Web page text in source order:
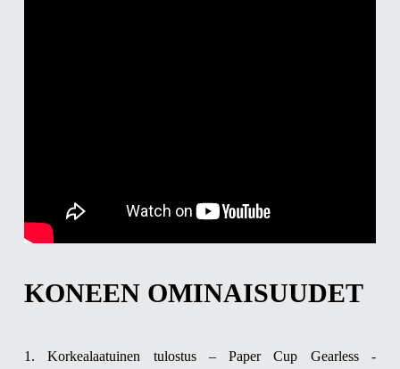
KONEEN OMINAISUUDET
1. Korkealaatuinen tulostus – Paper Cup Gearless -